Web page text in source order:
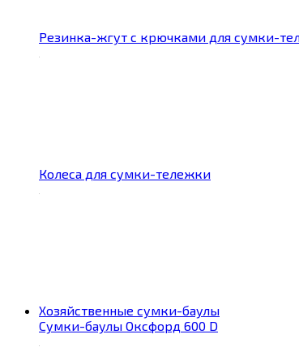
Резинка-жгут с крючками для сумки-
Колеса для сумки-тележки
Хозяйственные сумки-баулы
Сумки-баулы Оксфорд 600 D